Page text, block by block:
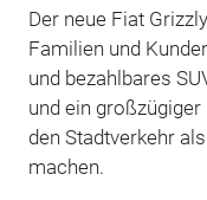
Der neue Fiat
Familien und
und bezahlbares
und ein
den Stadtverkehr
machen.